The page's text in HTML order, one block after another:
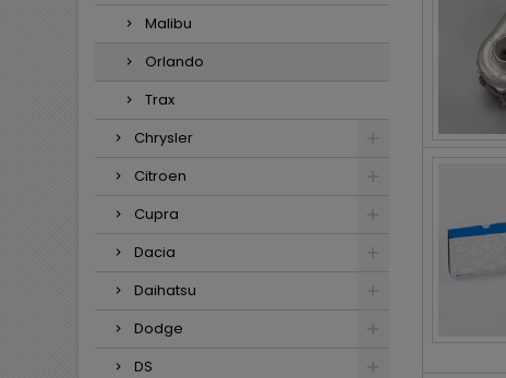
Malibu
Orlando
Trax
Chrysler
Citroen
Cupra
Dacia
Daihatsu
Dodge
DS